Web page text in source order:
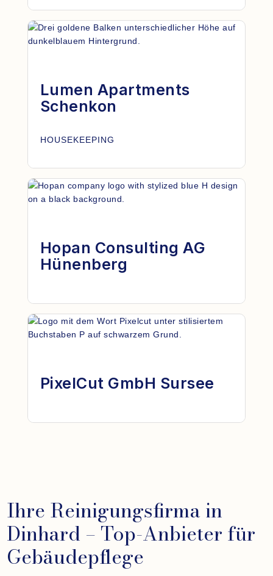
Lumen Apartments
Schenkon
HOUSEKEEPING
Hopan Consulting AG
Hünenberg
PixelCut GmbH Sursee
Ihre Reinigungsfirma in
Dinhard – Top-Anbieter für
Gebäudepflege